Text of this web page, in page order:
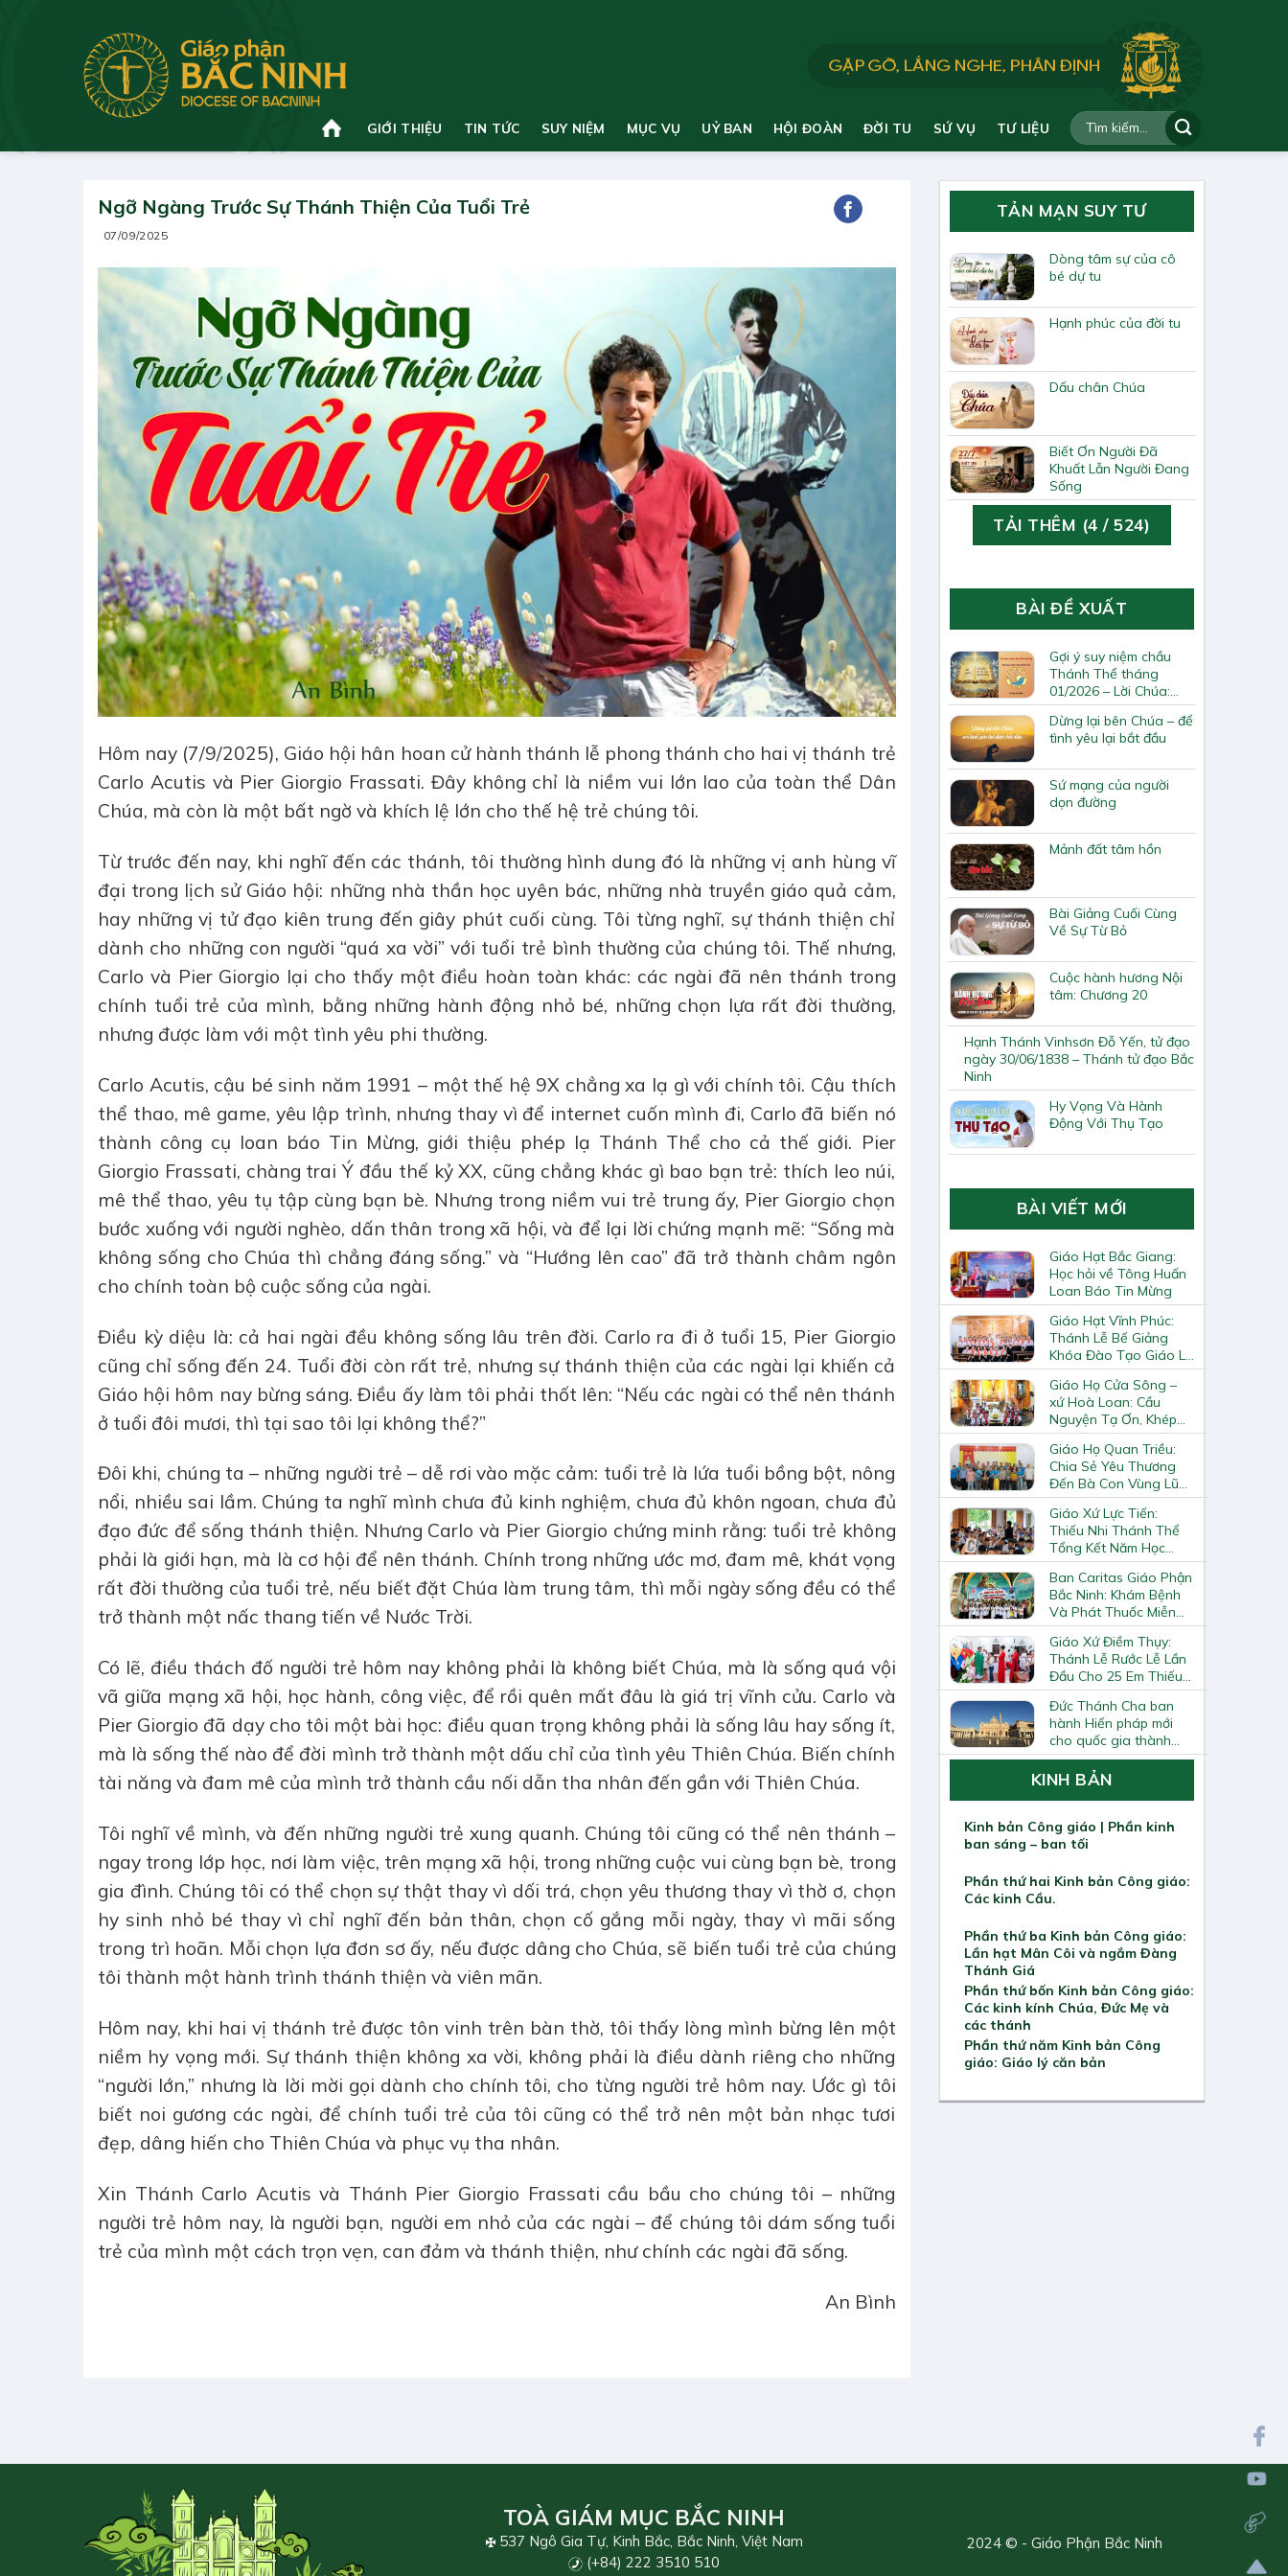
GIỚI THIỆU TIN TỨC SUY NIỆM MỤC VỤ UỶ BAN HỘI ĐOÀN ĐỜI TU SỨ VỤ TƯ LIỆU
Ngỡ Ngàng Trước Sự Thánh Thiện Của Tuổi Trẻ
07/09/2025
Hôm nay (7/9/2025), Giáo hội hân hoan cử hành thánh lễ phong thánh cho hai vị thánh trẻ
Carlo Acutis và Pier Giorgio Frassati. Đây không chỉ là niềm vui lớn lao của toàn thể Dân
Chúa, mà còn là một bất ngờ và khích lệ lớn cho thế hệ trẻ chúng tôi.
Từ trước đến nay, khi nghĩ đến các thánh, tôi thường hình dung đó là những vị anh hùng vĩ
đại trong lịch sử Giáo hội: những nhà thần học uyên bác, những nhà truyền giáo quả cảm,
hay những vị tử đạo kiên trung đến giây phút cuối cùng. Tôi từng nghĩ, sự thánh thiện chỉ
dành cho những con người “quá xa vời” với tuổi trẻ bình thường của chúng tôi. Thế nhưng,
Carlo và Pier Giorgio lại cho thấy một điều hoàn toàn khác: các ngài đã nên thánh trong
chính tuổi trẻ của mình, bằng những hành động nhỏ bé, những chọn lựa rất đời thường,
nhưng được làm với một tình yêu phi thường.
Carlo Acutis, cậu bé sinh năm 1991 – một thế hệ 9X chẳng xa lạ gì với chính tôi. Cậu thích
thể thao, mê game, yêu lập trình, nhưng thay vì để internet cuốn mình đi, Carlo đã biến nó
thành công cụ loan báo Tin Mừng, giới thiệu phép lạ Thánh Thể cho cả thế giới. Pier
Giorgio Frassati, chàng trai Ý đầu thế kỷ XX, cũng chẳng khác gì bao bạn trẻ: thích leo núi,
mê thể thao, yêu tụ tập cùng bạn bè. Nhưng trong niềm vui trẻ trung ấy, Pier Giorgio chọn
bước xuống với người nghèo, dấn thân trong xã hội, và để lại lời chứng mạnh mẽ: “Sống mà
không sống cho Chúa thì chẳng đáng sống.” và “Hướng lên cao” đã trở thành châm ngôn
cho chính toàn bộ cuộc sống của ngài.
Điều kỳ diệu là: cả hai ngài đều không sống lâu trên đời. Carlo ra đi ở tuổi 15, Pier Giorgio
cũng chỉ sống đến 24. Tuổi đời còn rất trẻ, nhưng sự thánh thiện của các ngài lại khiến cả
Giáo hội hôm nay bừng sáng. Điều ấy làm tôi phải thốt lên: “Nếu các ngài có thể nên thánh
ở tuổi đôi mươi, thì tại sao tôi lại không thể?”
Đôi khi, chúng ta – những người trẻ – dễ rơi vào mặc cảm: tuổi trẻ là lứa tuổi bồng bột, nông
nổi, nhiều sai lầm. Chúng ta nghĩ mình chưa đủ kinh nghiệm, chưa đủ khôn ngoan, chưa đủ
đạo đức để sống thánh thiện. Nhưng Carlo và Pier Giorgio chứng minh rằng: tuổi trẻ không
phải là giới hạn, mà là cơ hội để nên thánh. Chính trong những ước mơ, đam mê, khát vọng
rất đời thường của tuổi trẻ, nếu biết đặt Chúa làm trung tâm, thì mỗi ngày sống đều có thể
trở thành một nấc thang tiến về Nước Trời.
Có lẽ, điều thách đố người trẻ hôm nay không phải là không biết Chúa, mà là sống quá vội
vã giữa mạng xã hội, học hành, công việc, để rồi quên mất đâu là giá trị vĩnh cửu. Carlo và
Pier Giorgio đã dạy cho tôi một bài học: điều quan trọng không phải là sống lâu hay sống ít,
mà là sống thế nào để đời mình trở thành một dấu chỉ của tình yêu Thiên Chúa. Biến chính
tài năng và đam mê của mình trở thành cầu nối dẫn tha nhân đến gần với Thiên Chúa.
Tôi nghĩ về mình, và đến những người trẻ xung quanh. Chúng tôi cũng có thể nên thánh –
ngay trong lớp học, nơi làm việc, trên mạng xã hội, trong những cuộc vui cùng bạn bè, trong
gia đình. Chúng tôi có thể chọn sự thật thay vì dối trá, chọn yêu thương thay vì thờ ơ, chọn
hy sinh nhỏ bé thay vì chỉ nghĩ đến bản thân, chọn cố gắng mỗi ngày, thay vì mãi sống
trong trì hoãn. Mỗi chọn lựa đơn sơ ấy, nếu được dâng cho Chúa, sẽ biến tuổi trẻ của chúng
tôi thành một hành trình thánh thiện và viên mãn.
Hôm nay, khi hai vị thánh trẻ được tôn vinh trên bàn thờ, tôi thấy lòng mình bừng lên một
niềm hy vọng mới. Sự thánh thiện không xa vời, không phải là điều dành riêng cho những
“người lớn,” nhưng là lời mời gọi dành cho chính tôi, cho từng người trẻ hôm nay. Ước gì tôi
biết noi gương các ngài, để chính tuổi trẻ của tôi cũng có thể trở nên một bản nhạc tươi
đẹp, dâng hiến cho Thiên Chúa và phục vụ tha nhân.
Xin Thánh Carlo Acutis và Thánh Pier Giorgio Frassati cầu bầu cho chúng tôi – những
người trẻ hôm nay, là người bạn, người em nhỏ của các ngài – để chúng tôi dám sống tuổi
trẻ của mình một cách trọn vẹn, can đảm và thánh thiện, như chính các ngài đã sống.
An Bình
TẢN MẠN SUY TƯ
Dòng tâm sự của cô
bé dự tu
Hạnh phúc của đời tu
Dấu chân Chúa
Biết Ơn Người Đã
Khuất Lẫn Người Đang
Sống
TẢI THÊM (4 / 524)
BÀI ĐỀ XUẤT
Gợi ý suy niệm chầu
Thánh Thể tháng
01/2026 – Lời Chúa:
Khởi điểm cho việc loan
báo Tin mừng
Dừng lại bên Chúa – để
tình yêu lại bắt đầu
Sứ mạng của người
dọn đường
Mảnh đất tâm hồn
Bài Giảng Cuối Cùng
Về Sự Từ Bỏ
Cuộc hành hương Nội
tâm: Chương 20
Hạnh Thánh Vinhsơn Đỗ Yến, tử đạo
ngày 30/06/1838 – Thánh tử đạo Bắc
Ninh
Hy Vọng Và Hành
Động Với Thụ Tạo
BÀI VIẾT MỚI
Giáo Hạt Bắc Giang:
Học hỏi về Tông Huấn
Loan Báo Tin Mừng
Giáo Hạt Vĩnh Phúc:
Thánh Lễ Bế Giảng
Khóa Đào Tạo Giáo Lý
Viên – Huynh Trưởng
Cấp II
Giáo Họ Cửa Sông –
xứ Hoà Loan: Cầu
Nguyện Tạ Ơn, Khép
Lại Khóa Huấn Luyện
Giáo Lý Viên Cấp II
Giáo Họ Quan Triều:
Chia Sẻ Yêu Thương
Đến Bà Con Vùng Lũ
Lai Châu
Giáo Xứ Lực Tiến:
Thiếu Nhi Thánh Thể
Tổng Kết Năm Học
Giáo Lý
Ban Caritas Giáo Phận
Bắc Ninh: Khám Bệnh
Và Phát Thuốc Miễn
Phí Tại Giáo Xứ Đồng
Chương
Giáo Xứ Điềm Thụy:
Thánh Lễ Rước Lễ Lần
Đầu Cho 25 Em Thiếu
Nhi
Đức Thánh Cha ban
hành Hiến pháp mới
cho quốc gia thành
Vatican
KINH BẢN
Kinh bản Công giáo | Phần kinh
ban sáng – ban tối
Phần thứ hai Kinh bản Công giáo:
Các kinh Cầu.
Phần thứ ba Kinh bản Công giáo:
Lần hạt Mân Côi và ngắm Đàng
Thánh Giá
Phần thứ bốn Kinh bản Công giáo:
Các kinh kính Chúa, Đức Mẹ và
các thánh
Phần thứ năm Kinh bản Công
giáo: Giáo lý căn bản
TOÀ GIÁM MỤC BẮC NINH
537 Ngô Gia Tự, Kinh Bắc, Bắc Ninh, Việt Nam
(+84) 222 3510 510
2024 © - Giáo Phận Bắc Ninh